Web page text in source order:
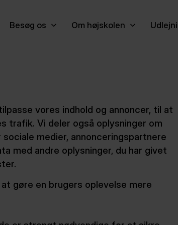
Besøg os Om højskolen
vores indhold og annoncer, til at
trafik. Vi deler også oplysninger om
medier, annonceringspartnere
med andre oplysninger, du har givet
gøre en brugers oplevelse mere